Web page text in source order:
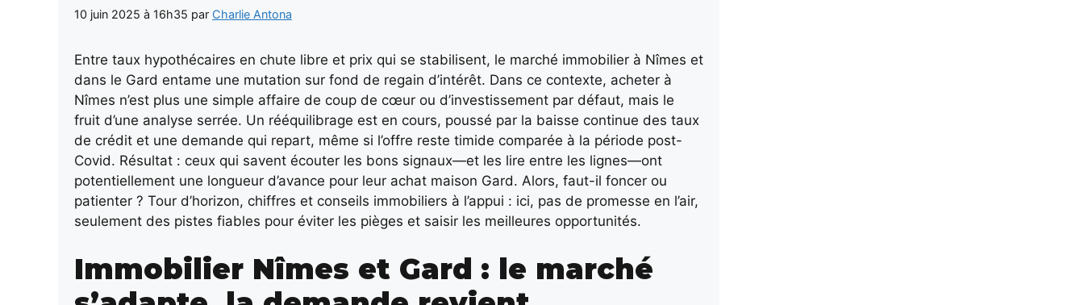
10 juin 2025 à 16h35 par Charlie Antona
Entre taux hypothécaires en chute libre et prix qui se stabilisent, le marché immobilier à Nîmes et
dans le Gard entame une mutation sur fond de regain d’intérêt. Dans ce contexte, acheter à
Nîmes n’est plus une simple affaire de coup de cœur ou d’investissement par défaut, mais le
fruit d’une analyse serrée. Un rééquilibrage est en cours, poussé par la baisse continue des taux
de crédit et une demande qui repart, même si l’offre reste timide comparée à la période post-
Covid. Résultat : ceux qui savent écouter les bons signaux—et les lire entre les lignes—ont
potentiellement une longueur d’avance pour leur achat maison Gard. Alors, faut-il foncer ou
patienter ? Tour d’horizon, chiffres et conseils immobiliers à l’appui : ici, pas de promesse en l’air,
seulement des pistes fiables pour éviter les pièges et saisir les meilleures opportunités.
Immobilier Nîmes et Gard : le marché